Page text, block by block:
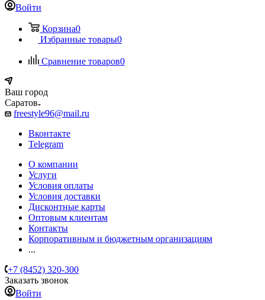
Войти
Корзина0
Избранные товары0
Сравнение товаров0
Ваш город
Саратов
freestyle96@mail.ru
Вконтакте
Telegram
О компании
Услуги
Условия оплаты
Условия доставки
Дисконтные карты
Оптовым клиентам
Контакты
Корпоративным и бюджетным организациям
...
+7 (8452) 320-300
Заказать звонок
Войти